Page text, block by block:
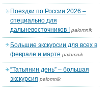
Поездки по России 2026 –
специально для
дальневосточников ! palomnik
Большие экскурсии для всех в
феврале и марте palomnik
“Татьянин день” – большая
экскурсия palomnik